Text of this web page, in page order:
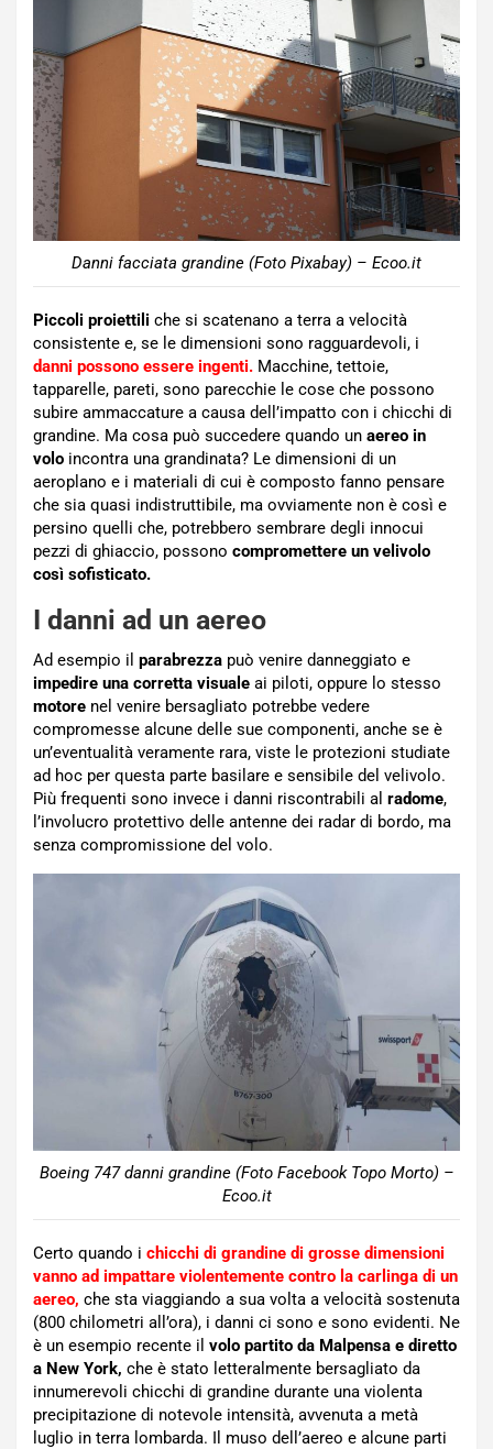
Danni facciata grandine (Foto Pixabay) – Ecoo.it
Piccoli proiettili che si scatenano a terra a velocità
consistente e, se le dimensioni sono ragguardevoli, i
danni possono essere ingenti. Macchine, tettoie,
tapparelle, pareti, sono parecchie le cose che possono
subire ammaccature a causa dell’impatto con i chicchi di
grandine. Ma cosa può succedere quando un aereo in
volo incontra una grandinata? Le dimensioni di un
aeroplano e i materiali di cui è composto fanno pensare
che sia quasi indistruttibile, ma ovviamente non è così e
persino quelli che, potrebbero sembrare degli innocui
pezzi di ghiaccio, possono compromettere un velivolo
così sofisticato.
I danni ad un aereo
Ad esempio il parabrezza può venire danneggiato e
impedire una corretta visuale ai piloti, oppure lo stesso
motore nel venire bersagliato potrebbe vedere
compromesse alcune delle sue componenti, anche se è
un’eventualità veramente rara, viste le protezioni studiate
ad hoc per questa parte basilare e sensibile del velivolo.
Più frequenti sono invece i danni riscontrabili al radome,
l’involucro protettivo delle antenne dei radar di bordo, ma
senza compromissione del volo.
Boeing 747 danni grandine (Foto Facebook Topo Morto) –
Ecoo.it
Certo quando i chicchi di grandine di grosse dimensioni
vanno ad impattare violentemente contro la carlinga di un
aereo, che sta viaggiando a sua volta a velocità sostenuta
(800 chilometri all’ora), i danni ci sono e sono evidenti. Ne
è un esempio recente il volo partito da Malpensa e diretto
a New York, che è stato letteralmente bersagliato da
innumerevoli chicchi di grandine durante una violenta
precipitazione di notevole intensità, avvenuta a metà
luglio in terra lombarda. Il muso dell’aereo e alcune parti